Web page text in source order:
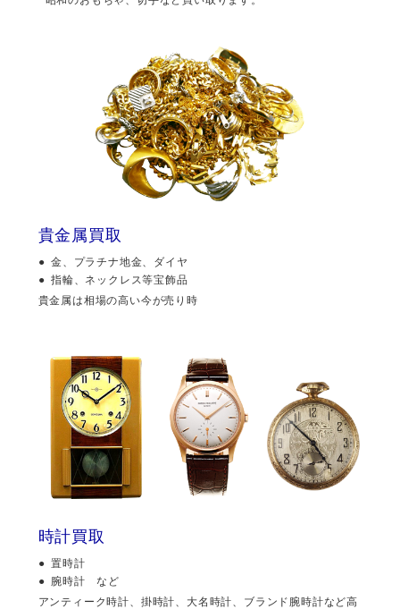
貴金属買取
金、プラチナ地金、ダイヤ
指輪、ネックレス等宝飾品
貴金属は相場の高い今が売り時
時計買取
置時計
腕時計 など
アンティーク時計、掛時計、大名時計、ブランド腕時計など高